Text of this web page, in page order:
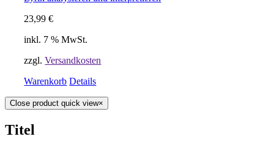
23,99€
inkl. 7 % MwSt.
zzgl.Versandkosten
Warenkorb Details
Close product quick view×
Titel